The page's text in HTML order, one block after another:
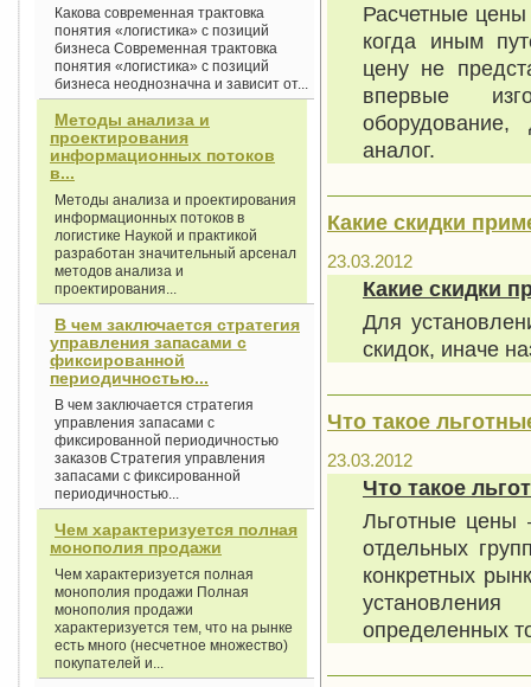
Какова современная трактовка
понятия «логистика» с позиций
бизнеса Современная трактовка
понятия «логистика» с позиций
бизнеса неоднозначна и зависит от...
Методы анализа и
проектирования
информационных потоков
в...
Методы анализа и проектирования
информационных потоков в
логистике Наукой и практикой
разработан значительный арсенал
методов анализа и
проектирования...
В чем заключается стратегия
управления запасами с
фиксированной
периодичностью...
В чем заключается стратегия
управления запасами с
фиксированной периодичностью
заказов Стратегия управления
запасами с фиксированной
периодичностью...
Чем характеризуется полная
монополия продажи
Чем характеризуется полная
монополия продажи Полная
монополия продажи
характеризуется тем, что на рынке
есть много (несчетное множество)
покупателей и...
Расчетные цены
когда иным
цену не
впервые
оборудование,
аналог.
Какие скидки
23.03.2012
Какие скидки
Для
скидок, иначе
Что такое
23.03.2012
Что такое
Льготные цены
отдельных
конкретных
определенных